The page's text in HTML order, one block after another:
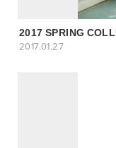
2017 SPRING
2017.01.27